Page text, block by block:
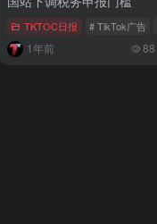
# tiktok电商
TKTOC日报 # TikTok广告
1年前 88